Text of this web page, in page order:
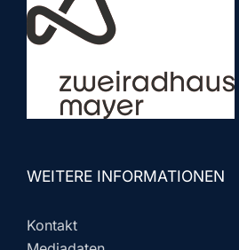
WEITERE INFORMATIONEN
Kontakt